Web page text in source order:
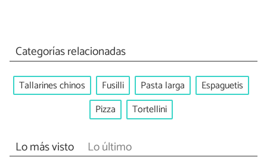
Categorías relacionadas
Tallarines chinos Fusilli Pasta larga
Espaguetis
Pizza
Tortellini
Lo más visto Lo último